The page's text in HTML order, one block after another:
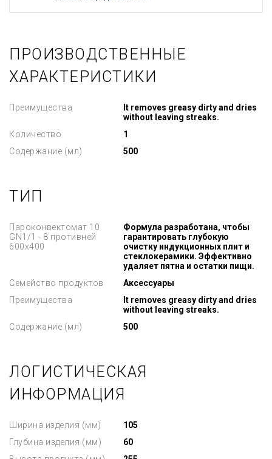
ПРОИЗВОДСТВЕННЫЕ
ХАРАКТЕРИСТИКИ
Преимущества
It removes greasy dirty and dries
without leaving streaks.
Количество
1
Содержание (мл)
500
ТИП
Пароконвектомат 10
GN1/1 - 8 противней
600x400
Формула разработана, чтобы
гарантировать глубокую
очистку индукционных плит и
стеклокерамики. Эффективно
удаляет пятна и остатки пищи.
Семейство продуктов
Аксессуары
Преимущества
It removes greasy dirty and dries
without leaving streaks.
Содержание (мл)
500
ЛОГИСТИЧЕСКАЯ
ИНФОРМАЦИЯ
Ширина изделия (мм)
105
Глубина изделия (мм)
60